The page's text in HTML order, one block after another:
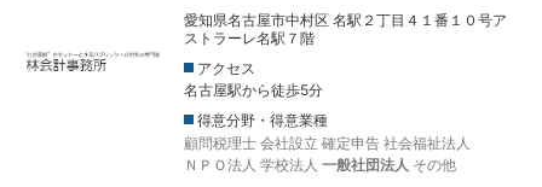
愛知県名古屋市中村区 名駅２丁目４１番１０号ア
ストラーレ名駅７階
アクセス
名古屋駅から徒歩5分
得意分野・得意業種
顧問税理士 会社設立 確定申告 社会福祉法人
ＮＰＯ法人 学校法人 一般社団法人 その他